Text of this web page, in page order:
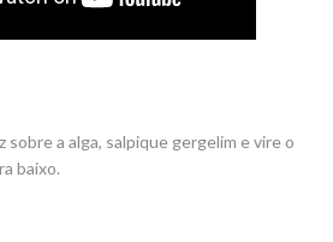
sobre a alga, salpique gergelim e vire o
baixo.